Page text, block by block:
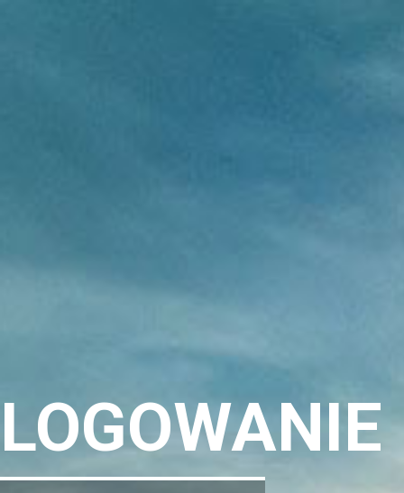
LOGOWANIE